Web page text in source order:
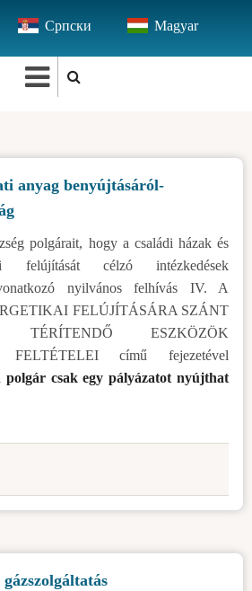
Српски Magyar
anyag benyújtásáról-
polgárait, hogy a családi házak és
felújítását célzó intézkedések
vonatkozó nyilvános felhívás IV. A
FELÚJÍTÁSÁRA SZÁNT
ESZKÖZÖK
FELTÉTELEI című fejezetével
polgár csak egy pályázatot nyújthat